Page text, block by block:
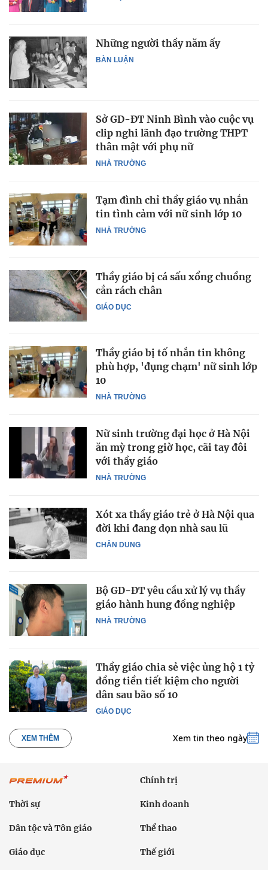
BÀN LUẬN
Những người thầy năm ấy
NHÀ TRƯỜNG
Sở GD-ĐT Ninh Bình vào cuộc vụ
clip nghi lãnh đạo trường THPT
thân mật với phụ nữ
NHÀ TRƯỜNG
Tạm đình chỉ thầy giáo vụ nhắn
tin tình cảm với nữ sinh lớp 10
GIÁO DỤC
Thầy giáo bị cá sấu xổng chuồng
cắn rách chân
NHÀ TRƯỜNG
Thầy giáo bị tố nhắn tin không
phù hợp, 'đụng chạm' nữ sinh lớp
10
NHÀ TRƯỜNG
Nữ sinh trường đại học ở Hà Nội
ăn mỳ trong giờ học, cãi tay đôi
với thầy giáo
CHÂN DUNG
Xót xa thầy giáo trẻ ở Hà Nội qua
đời khi đang dọn nhà sau lũ
NHÀ TRƯỜNG
Bộ GD-ĐT yêu cầu xử lý vụ thầy
giáo hành hung đồng nghiệp
GIÁO DỤC
Thầy giáo chia sẻ việc ủng hộ 1 tỷ
đồng tiền tiết kiệm cho người
dân sau bão số 10
XEM THÊM Xem tin theo ngày
Chính trị
Thời sự Kinh doanh
Dân tộc và Tôn giáo Thể thao
Giáo dục Thế giới